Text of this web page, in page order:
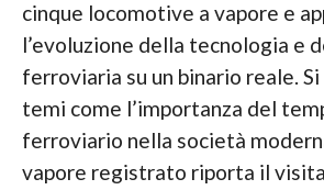
cinque locomotive a vapore e
l’evoluzione della tecnologia e
ferroviaria su un binario reale.
temi come l’importanza del
ferroviario nella società
vapore registrato riporta il